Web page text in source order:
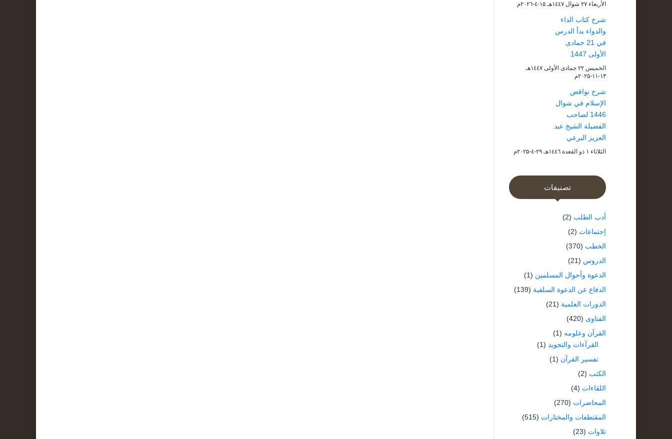
الأربعاء ۲۷ شوال ۱٤٤۷هـ ۱۵-٤-۲۰۲٦م
شرح كتاب الداء
والدواء بدأ الدرس
في 21 جمادى
الأولى 1447
الخميس ۲۲ جمادى الأولى ۱٤٤۷هـ
۱۳-۱۱-۲۰۲۵م
شرح نواقض
الإسلام في شوال
1446 لصاحب
الفضيلة الشيخ عبد
العزيز البرعي
الثلاثاء ۱ ذو القعدة ۱٤٤٦هـ ۲۹-٤-۲۰۲۵م
تصنيفات
أدب الطلب (2)
إجتماعات (2)
الخطب (370)
الدروس (21)
الدعوة وأحوال المسلمين (1)
الدفاع عن الدعوة السلفية (139)
الدورات العلمية (21)
الفتاوى (420)
القرآن وعلومه (1)
القرآءات والتجويد (1)
تفسير القرآن (1)
الكتب (2)
اللقاءات (4)
المحاضرات (270)
المقتطفات والمختارات (515)
تلاوات (23)